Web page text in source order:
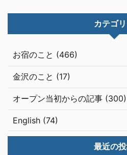
カテゴ
お宿のこと (466)
金沢のこと (17)
オープン当初からの記事 (300)
English (74)
最近の